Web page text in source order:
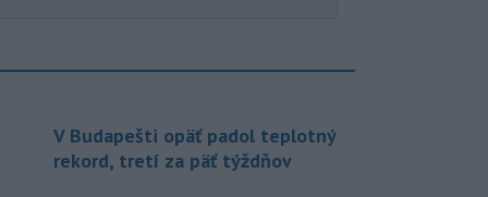
V Budapešti opäť padol teplotný
rekord, tretí za päť týždňov